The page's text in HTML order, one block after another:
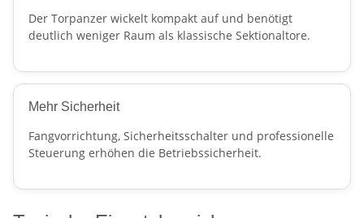
Der Torpanzer wickelt kompakt auf und benötigt
deutlich weniger Raum als klassische Sektionaltore.
Mehr Sicherheit
Fangvorrichtung, Sicherheitsschalter und professionelle
Steuerung erhöhen die Betriebssicherheit.